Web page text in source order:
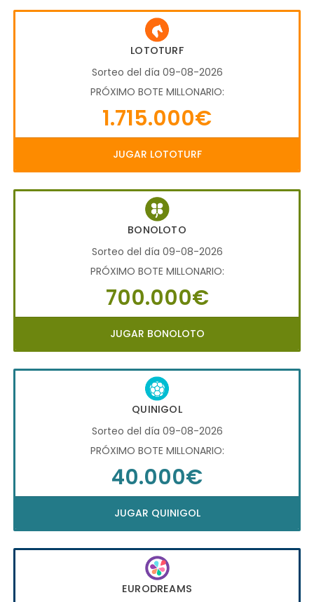
LOTOTURF
Sorteo del día 09-08-2026
PRÓXIMO BOTE MILLONARIO:
1.715.000€
JUGAR LOTOTURF
BONOLOTO
Sorteo del día 09-08-2026
PRÓXIMO BOTE MILLONARIO:
700.000€
JUGAR BONOLOTO
QUINIGOL
Sorteo del día 09-08-2026
PRÓXIMO BOTE MILLONARIO:
40.000€
JUGAR QUINIGOL
EURODREAMS